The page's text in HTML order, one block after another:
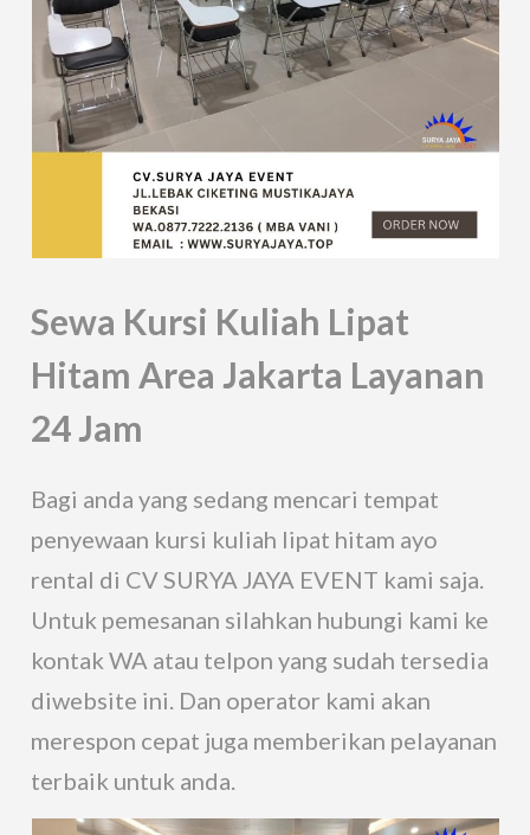
Sewa Kursi Kuliah Lipat
Hitam Area Jakarta Layanan
24 Jam
Bagi anda yang sedang mencari tempat
penyewaan kursi kuliah lipat hitam ayo
rental di CV SURYA JAYA EVENT kami saja.
Untuk pemesanan silahkan hubungi kami ke
kontak WA atau telpon yang sudah tersedia
diwebsite ini. Dan operator kami akan
merespon cepat juga memberikan pelayanan
terbaik untuk anda.